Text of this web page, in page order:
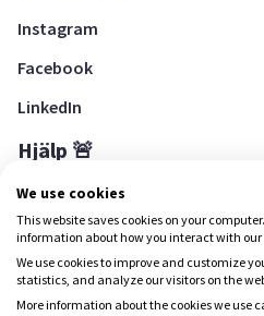
Instagram
Facebook
LinkedIn
Hjälp 🚨
Hjälpcenter
Ladda ned Yepstr
We use cookies
This website saves cookies on your
information about how you interact with our
We use cookies to improve and customize
statistics, and analyze our visitors on the
More information about the cookies we use